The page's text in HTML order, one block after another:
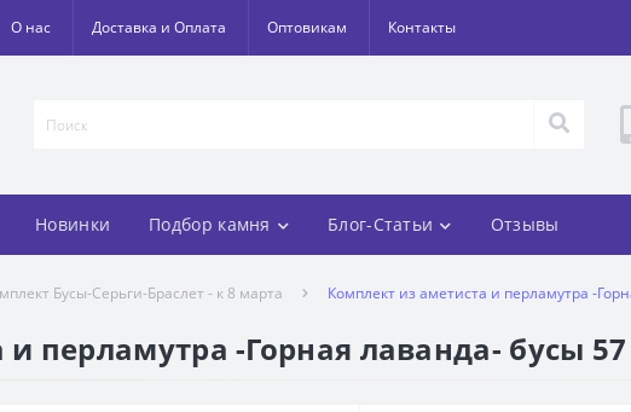
О нас Доставка и Оплата Оптовикам Контакты
Новинки Подбор камня Блог-Статьи Отзывы
Бусы-Серьги-Браслет - к 8 марта Комплект из аметиста и перламутра -
перламутра -Горная лаванда- бусы 57